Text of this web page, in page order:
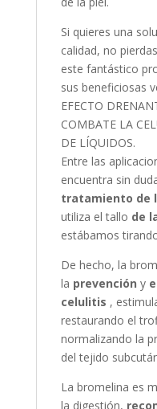
Si quieres una
calidad, no
este fantástico
sus beneficiosas
EFECTO
COMBATE LA
DE LÍQUIDOS.
Entre las
encuentra sin
tratamiento de
utiliza el tallo de
estábamos
De hecho, la
la prevención y
celulitis ,
restaurando el
normalizando la
del tejido
La bromelina es
la digestión,